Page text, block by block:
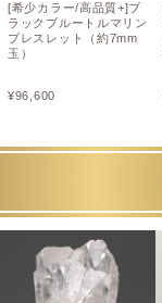
[希少カラー/高品質+]ブ
ラックブルートルマリン
ブレスレット（約7mm
玉）
¥96,600